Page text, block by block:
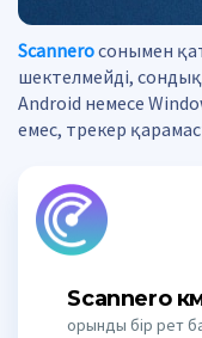
Scanneroсонымен
шектелмейді,
Android немесе
емес, трекер
Scannero
орынды бір рет